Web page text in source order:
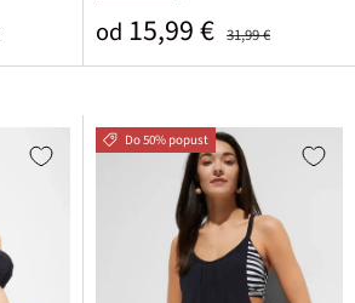
Prodajna cena
od 15,99 € 31,99 €
Do 50% popust